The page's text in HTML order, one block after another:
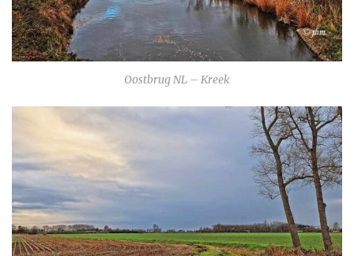
Oostbrug NL – Kreek